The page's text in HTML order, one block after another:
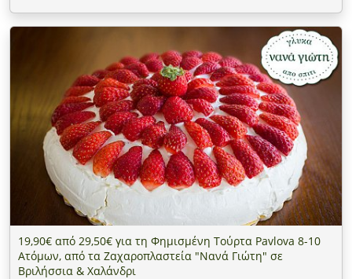
19,90€ από 29,50€ για τη Φημισμένη Τούρτα Pavlova 8-10
Ατόμων, από τα Ζαχαροπλαστεία "Νανά Γιώτη" σε
Βριλήσσια & Χαλάνδρι